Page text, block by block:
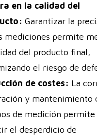
en la calidad del
Garantizar la
mediciones permite
del producto final,
el riesgo de
de costes: La
y mantenimiento
de medición permite
el desperdicio de